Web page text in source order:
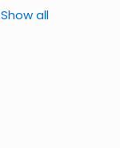
Show all